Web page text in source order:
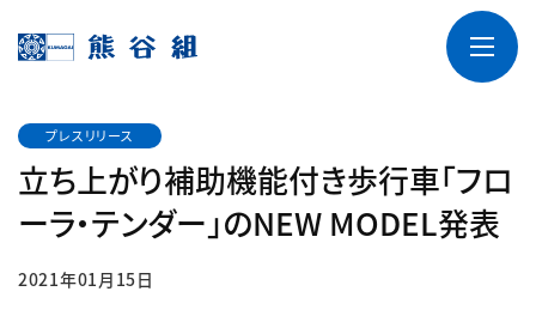
プレスリリース
立ち上がり補助機能付き歩行車「フロ
ーラ・テンダー」のNEW MODEL発表
2021年01月15日